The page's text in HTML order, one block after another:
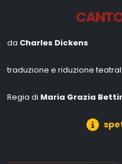
da Charles Dickens
traduzione e riduzione
Regia di Maria Grazia